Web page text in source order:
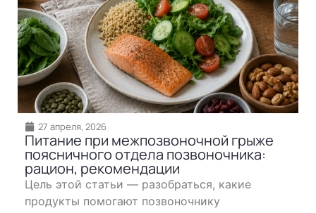
27 апреля, 2026
Питание при межпозвоночной грыже
поясничного отдела позвоночника:
рацион, рекомендации
Цель этой статьи — разобраться, какие
продукты помогают позвоночнику